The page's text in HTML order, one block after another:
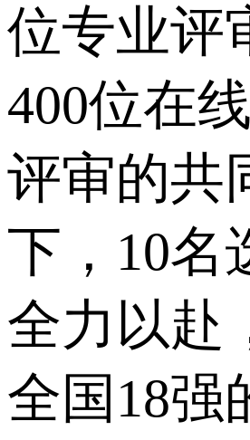
位专业评
400位在
评审的共
下，10名
全力以赴
全国18强